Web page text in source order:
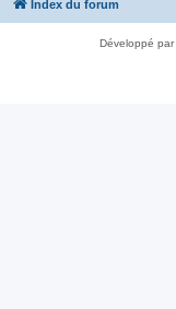
Index du forum
Développé par